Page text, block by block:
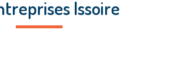
Issoire